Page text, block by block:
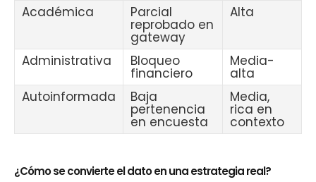
Académica Parcial
reprobado en
gateway
Alta
Administrativa Bloqueo
financiero
Media-
alta
Autoinformada
Baja
pertenencia
en encuesta
Media,
rica en
contexto
¿Cómo se convierte el dato en una estrategia real?